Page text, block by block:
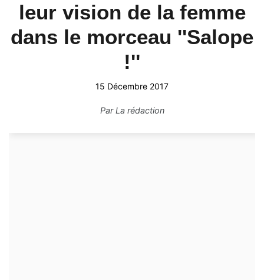
leur vision de la femme
dans le morceau ''Salope
!''
15 Décembre 2017
ParLa rédaction